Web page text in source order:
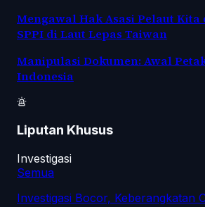
Mengawal Hak Asasi Pelaut
SPPI di Laut Lepas Taiwan
Manipulasi Dokumen: Awal
Indonesia
Liputan Khusus
Investigasi
Semua
Investigasi Bocor, Keberangkatan